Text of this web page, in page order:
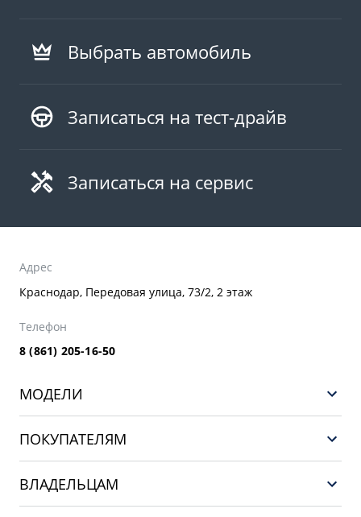
Выбрать автомобиль
Записаться на тест-драйв
Записаться на сервис
Адрес
Краснодар, Передовая улица, 73/2, 2 этаж
Телефон
8 (861) 205-16-50
МОДЕЛИ
EX5
PREFACE
ПОКУПАТЕЛЯМ
ВЛАДЕЛЬЦАМ